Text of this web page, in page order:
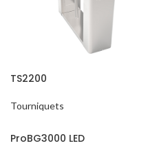
TS2200
Tourniquets
ProBG3000 LED